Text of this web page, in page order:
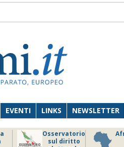
EVENTI LINKS NEWSLETTER
Osservatorio
sul diritto